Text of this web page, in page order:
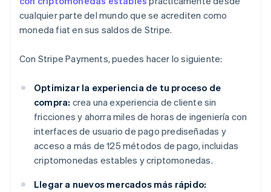
cualquier parte del mundo que se acrediten como
moneda fiat en sus saldos de Stripe.
Con Stripe Payments, puedes hacer lo siguiente:
Optimizar la experiencia de tu proceso de
compra: crea una experiencia de cliente sin
fricciones y ahorra miles de horas de ingeniería con
interfaces de usuario de pago prediseñadas y
acceso a más de 125 métodos de pago, incluidas
criptomonedas estables y criptomonedas.
Llegar a nuevos mercados más rápido: